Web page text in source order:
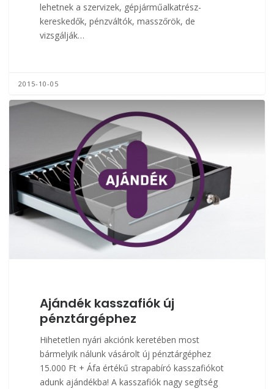
lehetnek a szervizek, gépjárműalkatrész-
kereskedők, pénzváltók, masszőrök, de
vizsgálják…
2015-10-05
Ajándék kasszafiók új
pénztárgéphez
Hihetetlen nyári akciónk keretében most
bármelyik nálunk vásárolt új pénztárgéphez
15.000 Ft + Áfa értékű strapabíró kasszafiókot
adunk ajándékba! A kasszafiók nagy segítség